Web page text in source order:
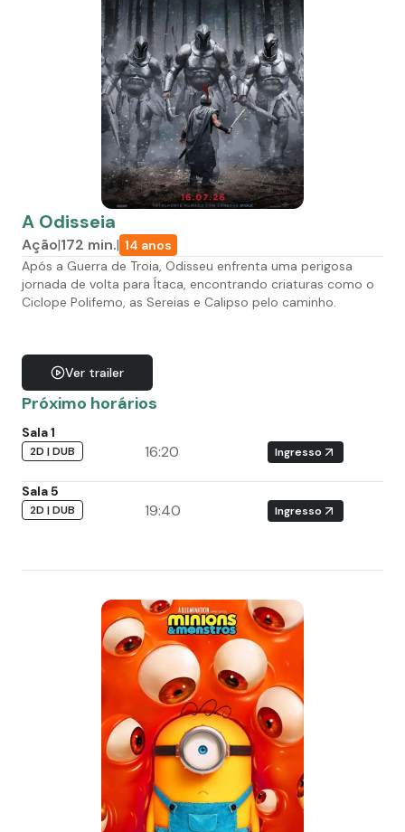
A Odisseia
Ação|172 min.| 14 anos
Após a Guerra de Troia, Odisseu enfrenta uma perigosa
jornada de volta para Ítaca, encontrando criaturas como o
Ciclope Polifemo, as Sereias e Calipso pelo caminho.
Ver trailer
Próximo horários
Sala 1
2D | DUB 16:20 Ingresso
Sala 5
2D | DUB 19:40 Ingresso